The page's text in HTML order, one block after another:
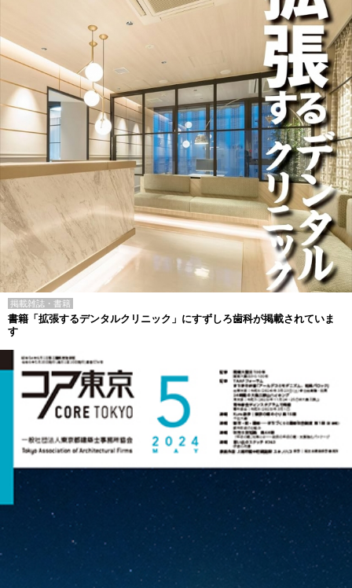
掲載雑誌・書籍
書籍「拡張するデンタルクリニック」にすずしろ歯科が掲載されていま
す